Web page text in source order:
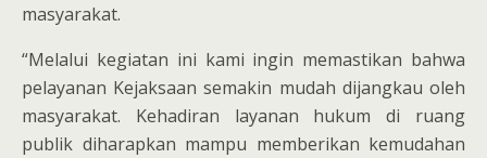
masyarakat.
“Melalui kegiatan ini kami ingin memastikan bahwa
pelayanan Kejaksaan semakin mudah dijangkau oleh
masyarakat. Kehadiran layanan hukum di ruang
publik diharapkan mampu memberikan kemudahan